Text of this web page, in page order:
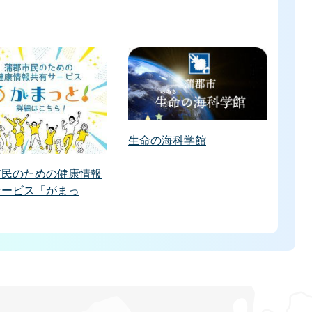
のための健康情報
ビス「がまっ
生命の海科学館